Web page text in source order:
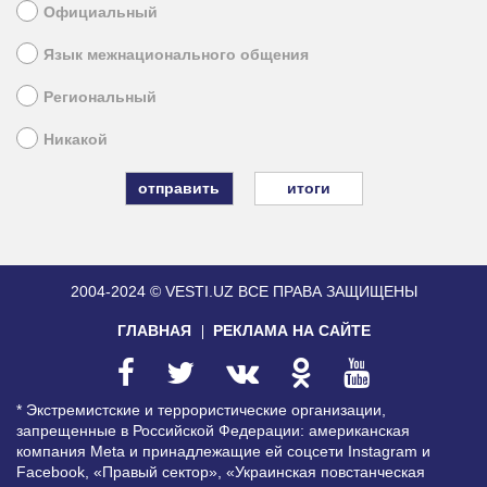
Официальный
Язык межнационального общения
Региональный
Никакой
итоги
2004-2024 © VESTI.UZ ВСЕ ПРАВА ЗАЩИЩЕНЫ
ГЛАВНАЯ РЕКЛАМА НА САЙТЕ
* Экстремистские и террористические организации,
запрещенные в Российской Федерации: американская
компания Meta и принадлежащие ей соцсети Instagram и
Facebook, «Правый сектор», «Украинская повстанческая